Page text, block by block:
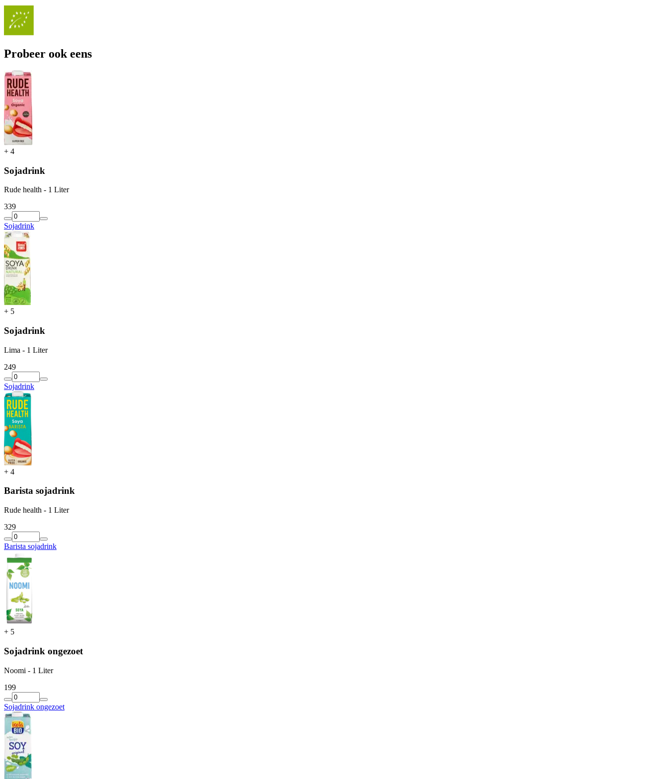
Probeer ook eens
+ 4
Sojadrink
Rude health - 1 Liter
339
Sojadrink
+ 5
Sojadrink
Lima - 1 Liter
249
Sojadrink
+ 4
Barista sojadrink
Rude health - 1 Liter
329
Barista sojadrink
+ 5
Sojadrink ongezoet
Noomi - 1 Liter
199
Sojadrink ongezoet